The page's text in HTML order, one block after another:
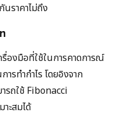
ราคาไม่ถึง
องมือที่ใช้ในการคาดการณ์
ารทำกำไร โดยอิงจาก
รถใช้ Fibonacci
ะสมได้